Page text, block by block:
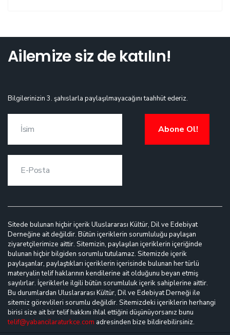
Ailemize siz de katılın!
Bilgilerinizin 3. şahıslarla paylaşılmayacağını taahhüt ederiz.
Abone Ol!
Sitede bulunan hiçbir içerik Uluslararası Kültür, Dil ve Edebiyat
Derneğine ait değildir. Bütün içeriklerin sorumluluğu paylaşan
ziyaretçilerimize aittir. Sitemizin, paylaşılan içeriklerin içeriğinde
bulunan hiçbir bilgiden sorumlu tutulamaz. Sitemizde içerik
paylaşanlar, paylaştıkları içeriklerin içerisinde bulunan her türlü
materyalin telif haklarının kendilerine ait olduğunu beyan etmiş
sayılırlar. İçeriklerle ilgili bütün sorumluluk içerik sahiplerine aittir.
Bu durumlardan Uluslararası Kültür, Dil ve Edebiyat Derneği ile
sitemiz görevlileri sorumlu değildir. Sitemizdeki içeriklerin herhangi
birisi size ait bir telif hakkını ihlal ettiğini düşünüyorsanız bunu
telif@yabancilaraturkce.com adresinden bize bildirebilirsiniz.